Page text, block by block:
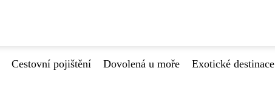
Cestovní pojištění Dovolená u moře Exotické destinace